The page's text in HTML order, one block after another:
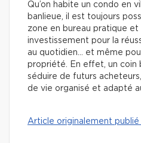
Qu’on habite un condo en
banlieue, il est toujours
zone en bureau pratique et
investissement pour la
au quotidien… et même
propriété. En effet, un coin
séduire de futurs
de vie organisé et adapté
Article originalement publié